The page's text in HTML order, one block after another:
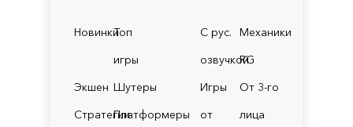
НовинкиТоп
игры
Экшен Шутеры
СтратегииПлатформеры
С рус.
озвучкой
Механики
RG
Игры
от
От 3-го
лица